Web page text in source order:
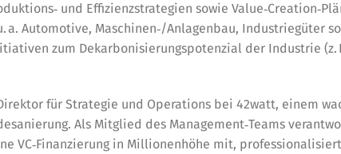
und Effizienzstrategien sowie
Automotive, Maschinen‑/Anlagenbau, Industriegüter
zum Dekarbonisierungspotenzial der Industrie (z.
für Strategie und Operations bei 42watt, einem
Als Mitglied des Management‑Teams
VC‑Finanzierung in Millionenhöhe mit,